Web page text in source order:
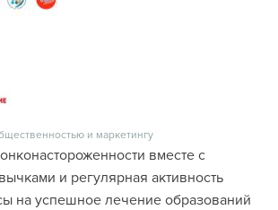
и маркетингу
вместе с
и регулярная активность
на успешное лечение образований